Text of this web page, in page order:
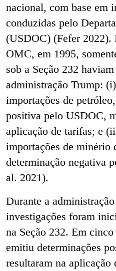
nacional, com base em
conduzidas pelo
(USDOC) (Fefer 2022).
OMC, em 1995,
sob a Seção 232
administração Trump:
importações de
positiva pelo USDOC,
aplicação de tarifas; e
importações de minério
determinação negativa
al. 2021).
Durante a
investigações foram
na Seção 232. Em
emitiu determinações
resultaram na aplicação